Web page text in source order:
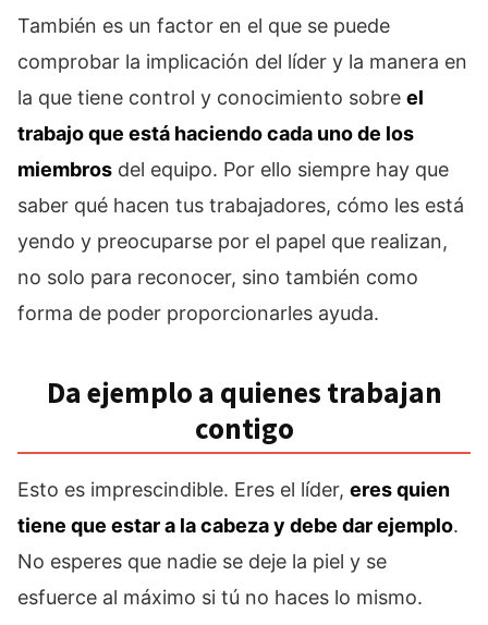
También es un factor en el que se puede
comprobar la implicación del líder y la manera en
la que tiene control y conocimiento sobre el
trabajo que está haciendo cada uno de los
miembros del equipo. Por ello siempre hay que
saber qué hacen tus trabajadores, cómo les está
yendo y preocuparse por el papel que realizan,
no solo para reconocer, sino también como
forma de poder proporcionarles ayuda.
Da ejemplo a quienes trabajan
contigo
Esto es imprescindible. Eres el líder, eres quien
tiene que estar a la cabeza y debe dar ejemplo.
No esperes que nadie se deje la piel y se
esfuerce al máximo si tú no haces lo mismo.